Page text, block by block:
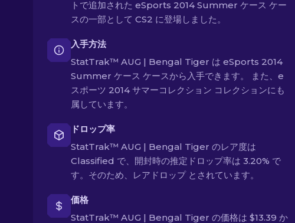
トで追加された eSports 2014 Summer ケース ケー
スの一部として CS2 に登場しました。
入手方法
StatTrak™ AUG | Bengal Tiger は eSports 2014
Summer ケース ケースから入手できます。 また、e
スポーツ 2014 サマーコレクション コレクションにも
属しています。
ドロップ率
StatTrak™ AUG | Bengal Tiger のレア度は
Classified で、開封時の推定ドロップ率は 3.20% で
す。そのため、レアドロップ とされています。
価格
StatTrak™ AUG | Bengal Tiger の価格は $13.39 か